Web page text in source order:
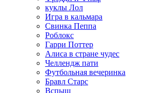
куклы Лол
Игра в кальмара
Свинка Пеппа
Роблокс
Гарри Поттер
Алиса в стране чудес
Челлендж пати
Футбольная вечеринка
Бравл Старс
Вспыш